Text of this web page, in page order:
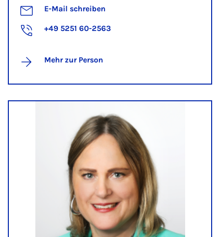
E-Mail schreiben
+49 5251 60-2563
Mehr zur Person